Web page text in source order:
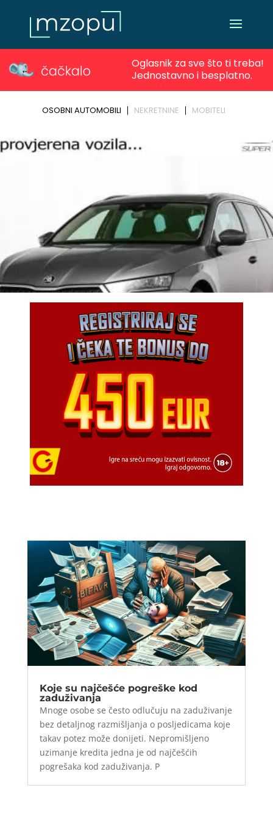
Koje su najčešće pogreške kod
zaduživanja
Mnoge osobe se često odlučuju na zaduživanje
bez detaljnog razmišljanja o posljedicama koje
takav potez može donijeti. Nepromišljeno
uzimanje kredita jedna je od najčešćih
pogrešaka kod zaduživanja. P